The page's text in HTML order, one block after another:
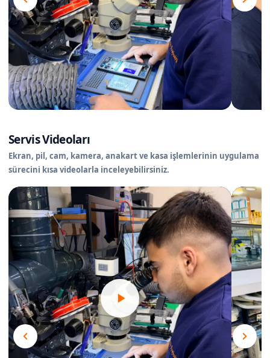
Servis Videoları
Ekran, pil, cam, kamera, anakart ve kasa işlemlerinin uygulama
sürecini kısa videolarla inceleyebilirsiniz.